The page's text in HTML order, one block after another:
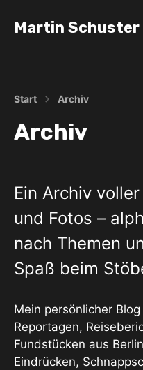
Martin Schuster
Start Archiv
Archiv
Ein Archiv
und Fotos –
nach Themen
Spaß beim
Mein persönlicher
Reportagen,
Fundstücken aus
Eindrücken,